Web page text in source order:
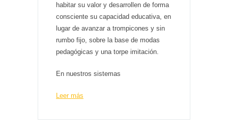
habitar su valor y desarrollen de forma
consciente su capacidad educativa, en
lugar de avanzar a trompicones y sin
rumbo fijo, sobre la base de modas
pedagógicas y una torpe imitación.
En nuestros sistemas
Leer más